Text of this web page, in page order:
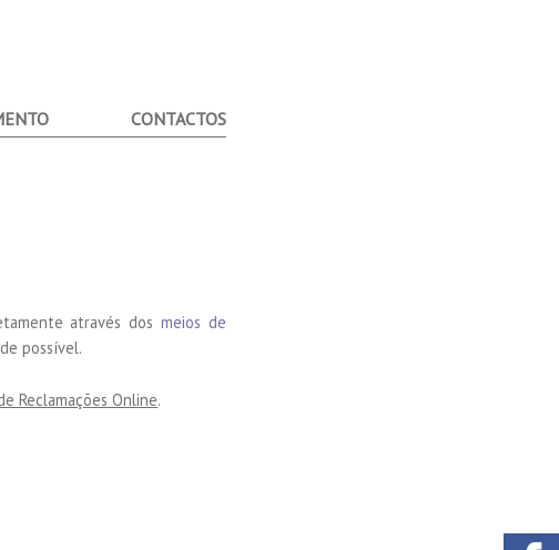
CONTACTOS
através dosmeios de
possível.
Reclamações Online.